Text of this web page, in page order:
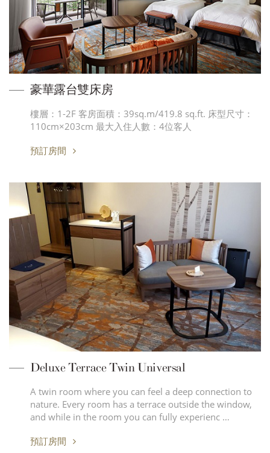
豪華露台雙床房
樓層：1-2F 客房面積：39sq.m/419.8 sq.ft. 床型尺寸：
110cm×203cm 最大入住人數：4位客人
預訂房間
Deluxe Terrace Twin Universal
A twin room where you can feel a deep connection to
nature. Every room has a terrace outside the window,
and while in the room you can fully experienc …
預訂房間